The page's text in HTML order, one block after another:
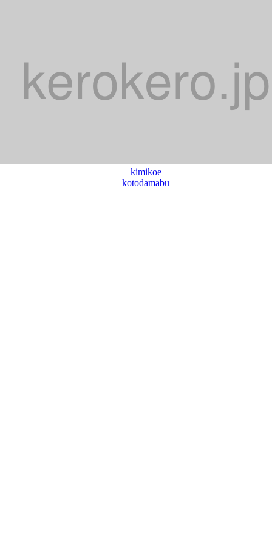
kimikoe
kotodamabu